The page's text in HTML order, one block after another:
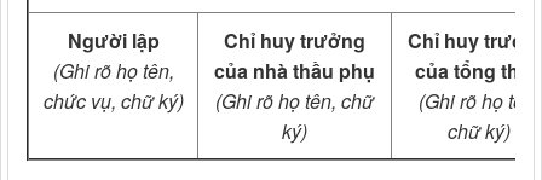
Người lập
(Ghi rõ họ tên,
chức vụ, chữ ký)
Chỉ huy trưởng
của nhà thầu phụ
(Ghi rõ họ tên, chữ
ký)
Chỉ huy
của tổng thầu
(Ghi rõ họ tên,
chữ ký)